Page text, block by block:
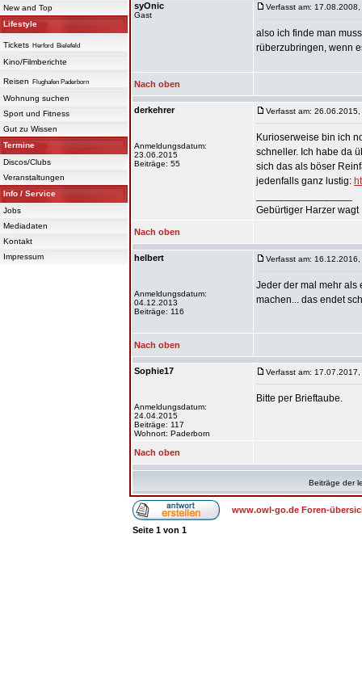
New and Top
Lifestyle
Tickets Herford Bielefeld
Kino/Filmberichte
Reisen Flughafen Paderborn
Wohnung suchen
Sport und Fitness
Gut zu Wissen
Termine
Discos/Clubs
Veranstaltungen
Info / Service
Jobs
Mediadaten
Kontakt
Impressum
syOnic
Gast
Verfasst am:
also ich finde man
rüberzubringen, wenn
Nach oben
derkehrer
Anmeldungsdatum:
23.06.2015
Beiträge: 55
Verfasst am:
Kurioserweise bin ich
schneller. Ich habe da
sich das als böser
jedenfalls ganz lustig:
Gebürtiger Harzer
Nach oben
helbert
Anmeldungsdatum:
04.12.2013
Beiträge: 116
Verfasst am: 16.12.2016,
Jeder der mal mehr als
machen... das endet
Nach oben
Sophie17
Anmeldungsdatum:
24.04.2015
Beiträge: 117
Wohnort: Paderborn
Verfasst am:
Bitte per Brieftaube.
Nach oben
Beiträge der
www.owl-go.de Foren-
Seite 1 von 1